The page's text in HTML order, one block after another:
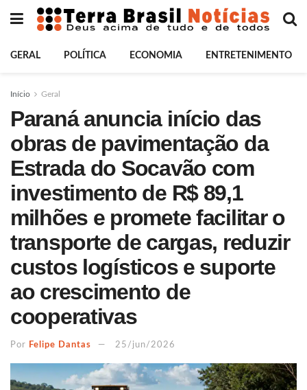
GERAL POLÍTICA ECONOMIA ENTRETENIMENTO
Início Geral
Paraná anuncia início das
obras de pavimentação da
Estrada do Socavão com
investimento de R$ 89,1
milhões e promete facilitar o
transporte de cargas, reduzir
custos logísticos e suporte
ao crescimento de
cooperativas
Por Felipe Dantas 25/jun/2026